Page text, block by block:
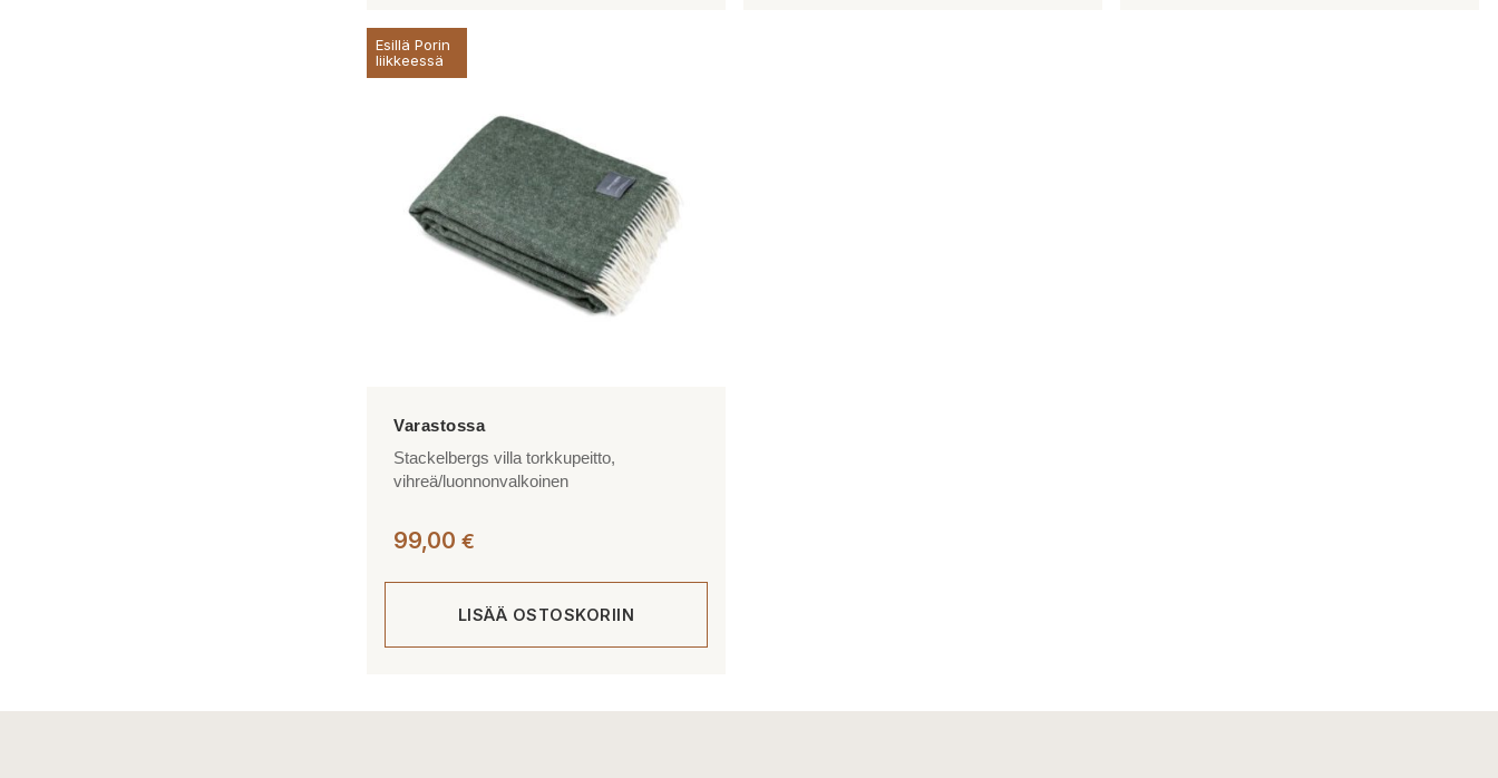
Esillä Porin
liikkeessä
Stackelbergs villa torkkupeitto,
vihreä/luonnonvalkoinen
99,00 €
LISÄÄ OSTOSKORIIN